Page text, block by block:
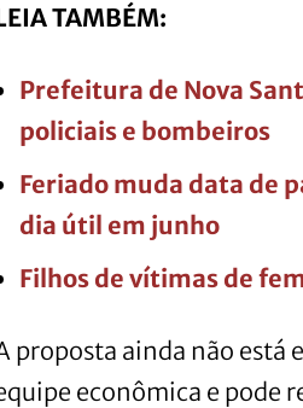
TAMBÉM:
Prefeitura de Nova
policiais e bombeiros
Feriado muda data de
dia útil em junho
Filhos de vítimas de
proposta ainda não está
econômica e pode